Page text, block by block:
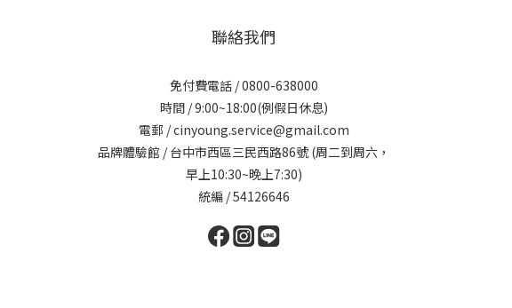
聯絡我們
免付費電話 / 0800-638000
時間 / 9:00~18:00(例假日休息)
電郵 / cinyoung.service@gmail.com
品牌體驗館 / 台中市西區三民西路86號 (周二到周六，
早上10:30~晚上7:30)
統編 / 54126646